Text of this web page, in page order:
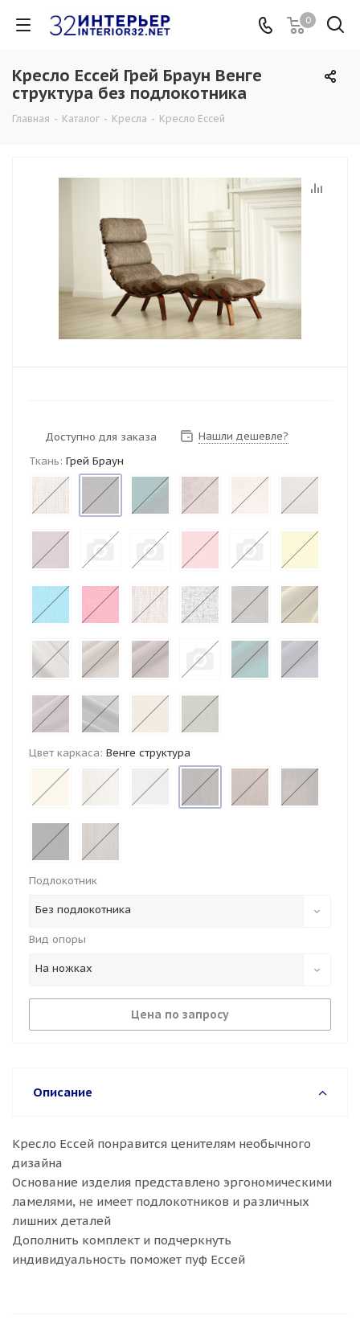
0
Кресло Ессей Грей Браун Венге
структура без подлокотника
Главная - Каталог - Кресла - Кресло Ессей
Доступно для заказа
Нашли дешевле?
Ткань: Грей Браун
Цвет каркаса: Венге структура
Подлокотник
Без подлокотника
Вид опоры
На ножках
Цена по запросу
Описание
Кресло Ессей понравится ценителям необычного
дизайна
Основание изделия представлено эргономическими
ламелями, не имеет подлокотников и различных
лишних деталей
Дополнить комплект и подчеркнуть
индивидуальность поможет пуф Ессей